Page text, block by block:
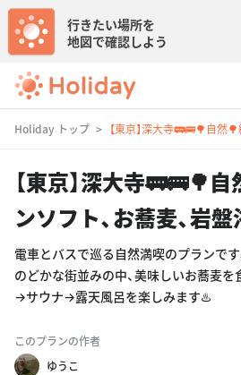
行きたい場所を
地図で確認しよう
Holiday トップ 【東京】深大寺🚃🚌🌳自然
【東京】深大寺🚃🚌🌳
ンソフト、お蕎麦、岩
電車とバスで巡る自然満喫のプランです
のどかな街並みの中、美味しいお蕎麦
→サウナ→露天風呂を楽しみます♨️
このプランの作者
ゆうこ